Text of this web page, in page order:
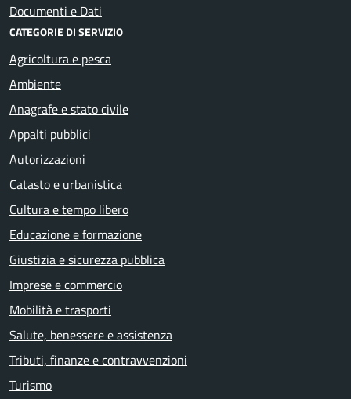
Documenti e Dati
CATEGORIE DI SERVIZIO
Agricoltura e pesca
Ambiente
Anagrafe e stato civile
Appalti pubblici
Autorizzazioni
Catasto e urbanistica
Cultura e tempo libero
Educazione e formazione
Giustizia e sicurezza pubblica
Imprese e commercio
Mobilità e trasporti
Salute, benessere e assistenza
Tributi, finanze e contravvenzioni
Turismo